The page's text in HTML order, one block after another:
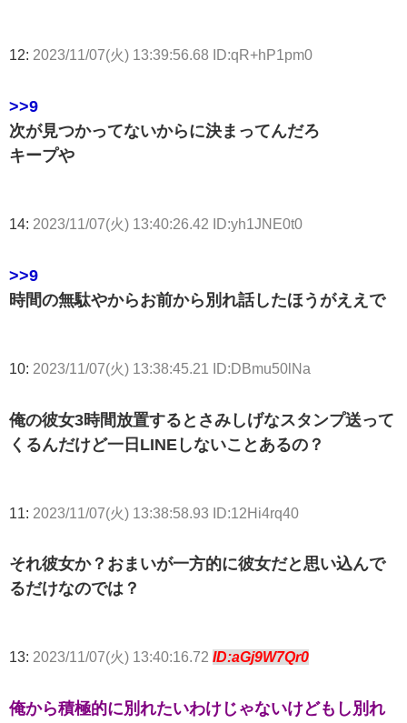
12: 2023/11/07(火) 13:39:56.68 ID:qR+hP1pm0
>>9
次が見つかってないからに決まってんだろ
キープや
14: 2023/11/07(火) 13:40:26.42 ID:yh1JNE0t0
>>9
時間の無駄やからお前から別れ話したほうがええで
10: 2023/11/07(火) 13:38:45.21 ID:DBmu50lNa
俺の彼女3時間放置するとさみしげなスタンプ送って
くるんだけど一日LINEしないことあるの？
11: 2023/11/07(火) 13:38:58.93 ID:12Hi4rq40
それ彼女か？おまいが一方的に彼女だと思い込んで
るだけなのでは？
13: 2023/11/07(火) 13:40:16.72 ID:aGj9W7Qr0
俺から積極的に別れたいわけじゃないけどもし別れ